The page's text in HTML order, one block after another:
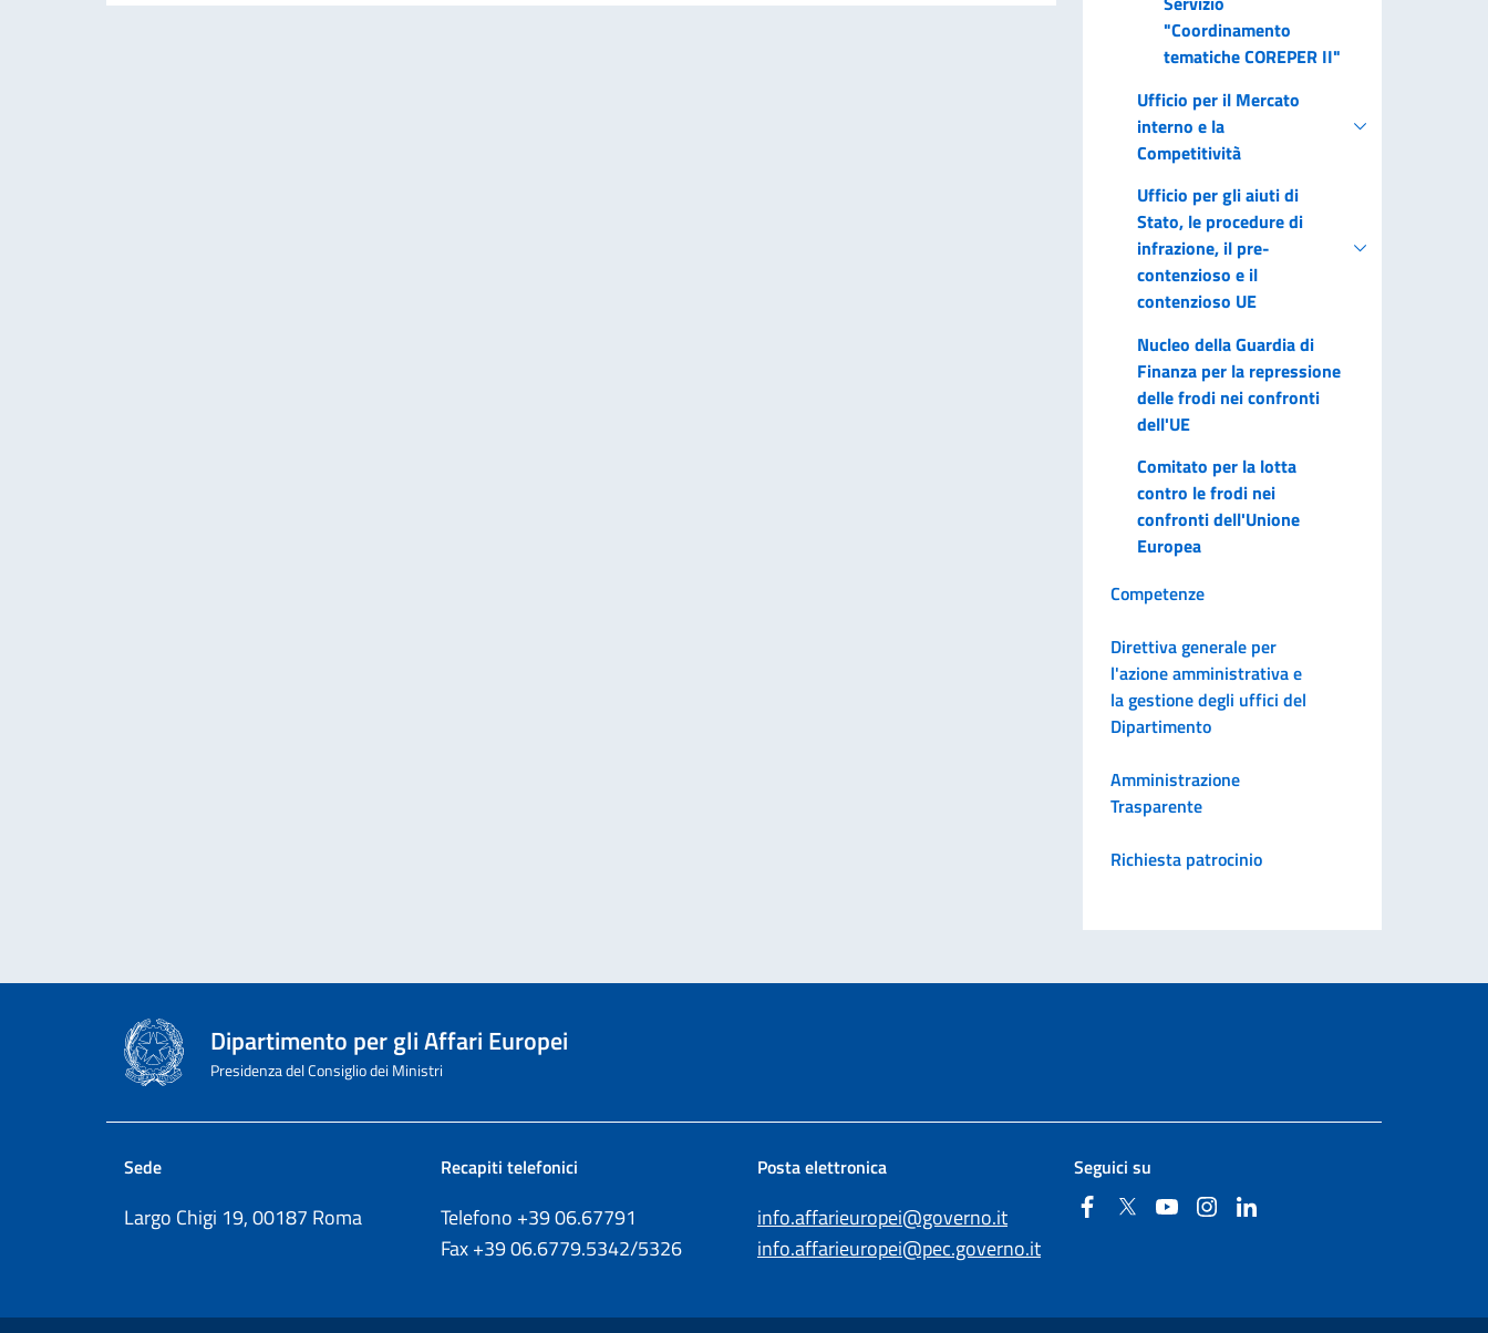
"Coordinamento
tematiche COREPER II"
Ufficio per il Mercato
interno e la
Competitività
Ufficio per gli aiuti di
Stato, le procedure di
infrazione, il pre-
contenzioso e il
contenzioso UE
Nucleo della Guardia di
Finanza per la repressione
delle frodi nei confronti
dell'UE
Comitato per la lotta
contro le frodi nei
confronti dell'Unione
Europea
Competenze
Direttiva generale per
l'azione amministrativa e
la gestione degli uffici del
Dipartimento
Amministrazione
Trasparente
Richiesta patrocinio
Dipartimento per gli Affari Europei
Presidenza del Consiglio dei Ministri
Sede
Largo Chigi 19, 00187 Roma
Recapiti telefonici
Telefono +3906.67791
Fax+3906.6779.5342/5326
Posta elettronica
info.affarieuropei@governo.it
info.affarieuropei@pec.governo.it
Seguici su
FacebookTwitterYouTubeInstagram